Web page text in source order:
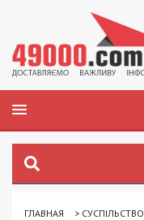
ГЛАВНАЯ > СУСПІЛЬСТВО